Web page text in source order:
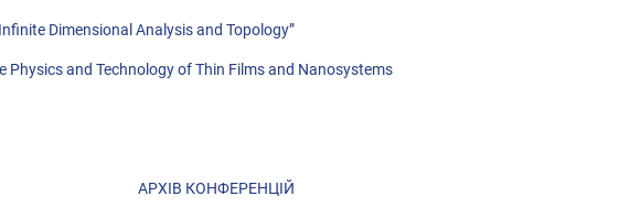
Dimensional Analysis and Topology”
Physics and Technology of Thin Films and Nanosystems
АРХІВ КОНФЕРЕНЦІЙ